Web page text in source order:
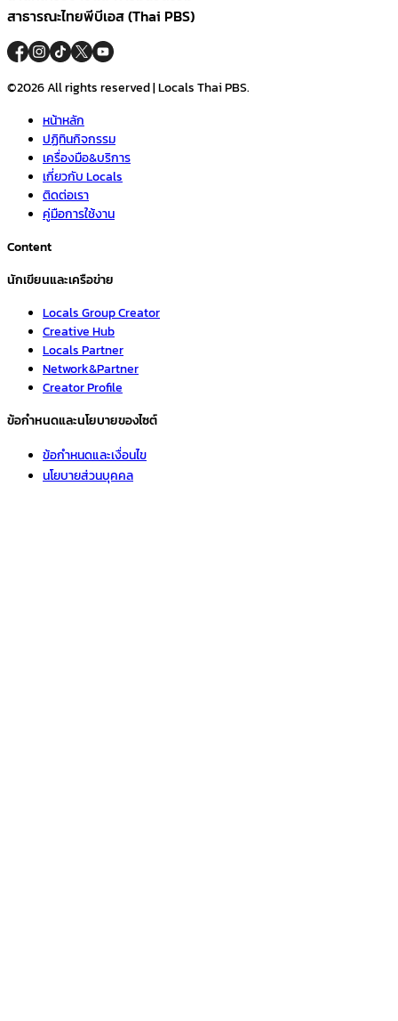
สาธารณะไทยพีบีเอส (Thai PBS)
©2026 All rights reserved | Locals Thai PBS.
หน้าหลัก
ปฏิทินกิจกรรม
เครื่องมือ&บริการ
เกี่ยวกับ Locals
ติดต่อเรา
คู่มือการใช้งาน
Content
นักเขียนและเครือข่าย
Locals Group Creator
Creative Hub
Locals Partner
Network&Partner
Creator Profile
ข้อกำหนดและนโยบายของไซต์
ข้อกำหนดและเงื่อนไข
นโยบายส่วนบุคคล